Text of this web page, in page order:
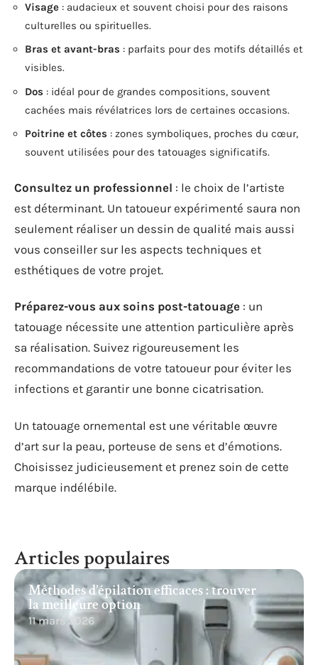
Visage : audacieux et souvent choisi pour des raisons
culturelles ou spirituelles.
Bras et avant-bras : parfaits pour des motifs détaillés et
visibles.
Dos : idéal pour de grandes compositions, souvent
cachées mais révélatrices lors de certaines occasions.
Poitrine et côtes : zones symboliques, proches du cœur,
souvent utilisées pour des tatouages significatifs.
Consultez un professionnel : le choix de l’artiste
est déterminant. Un tatoueur expérimenté saura non
seulement réaliser un dessin de qualité mais aussi
vous conseiller sur les aspects techniques et
esthétiques de votre projet.
Préparez-vous aux soins post-tatouage : un
tatouage nécessite une attention particulière après
sa réalisation. Suivez rigoureusement les
recommandations de votre tatoueur pour éviter les
infections et garantir une bonne cicatrisation.
Un tatouage ornemental est une véritable œuvre
d’art sur la peau, porteuse de sens et d’émotions.
Choisissez judicieusement et prenez soin de cette
marque indélébile.
Articles populaires
Méthodes d’épilation efficaces : trouver
la meilleure option
11 mars 2026